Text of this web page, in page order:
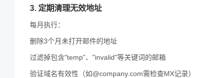
3. 定期清理无效地址
每月执行：
删除3个月未打开邮件的地址
过滤掉包含"temp"、"invalid"等关键词的邮箱
验证域名有效性（如@company.com需检查MX记录）